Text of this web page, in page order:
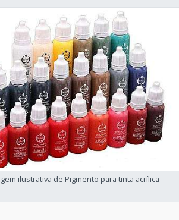
ilustrativa de Pigmento para tinta acrílica